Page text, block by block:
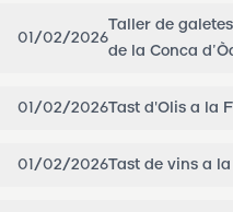
01/02/2026
Taller de
de la Conca
01/02/2026Tast d'Olis a la
01/02/2026Tast de vins a